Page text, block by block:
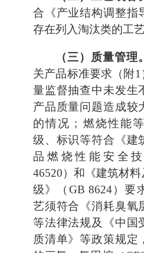
合《产业结构调整指
存在列入淘汰类的工艺
（三）质量管理。
关产品标准要求（附
量监督抽查中未发生
产品质量问题造成较
的情况；燃烧性能
级、标识等符合《建
品燃烧性能安全
46520）和《建筑材
级》（GB 8624）要
艺须符合《消耗臭氧
等法律法规及《中国
质清单》等政策规定